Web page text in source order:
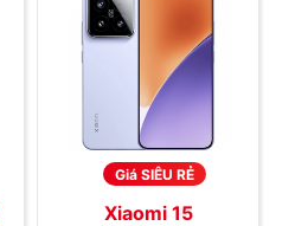
Giá SIÊU RẺ
Xiaomi 15